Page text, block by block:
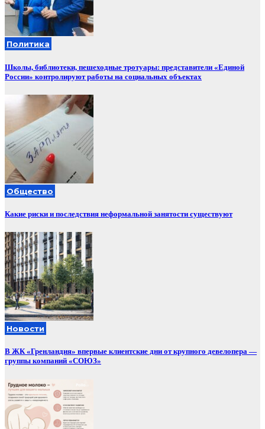
Политика
Школы, библиотеки, пешеходные тротуары: представители «Единой
России» контролируют работы на социальных объектах
Общество
Какие риски и последствия неформальной занятости существуют
Новости
В ЖК «Гренландия» впервые клиентские дни от крупного девелопера —
группы компаний «СОЮЗ»